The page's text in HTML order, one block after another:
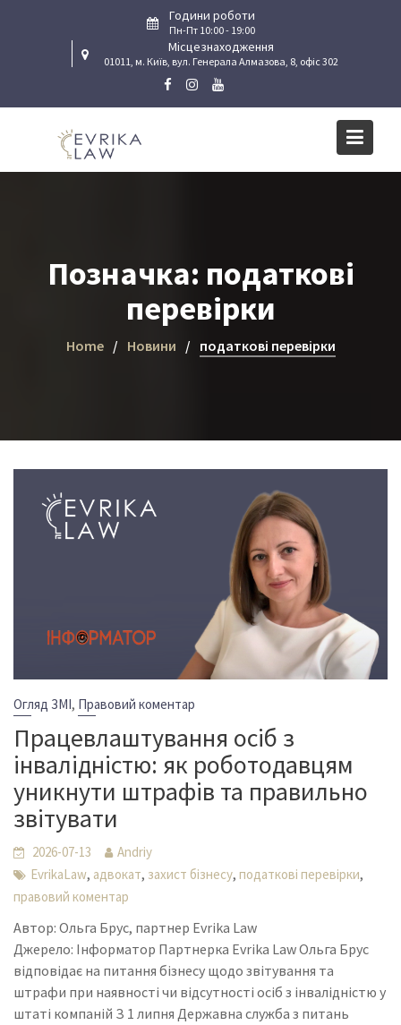
Години роботи
Пн-Пт 10:00 - 19:00
Місцезнаходження
01011, м. Київ, вул. Генерала Алмазова, 8, офіс 302
Позначка: податкові
перевірки
Home Новини податкові перевірки
Огляд ЗМІ, Правовий коментар
Працевлаштування осіб з
інвалідністю: як роботодавцям
уникнути штрафів та правильно
звітувати
2026-07-13
Andriy
EvrikaLaw, адвокат, захист бізнесу,податкові перевірки,
правовий коментар
Автор: Ольга Брус, партнер Evrika Law
Джерело: Інформатор Партнерка Evrika Law Ольга Брус
відповідає на питання бізнесу щодо звітування та
штрафи при наявності чи відсутності осіб з інвалідністю у
штаті компаній З 1 липня Державна служба з питань